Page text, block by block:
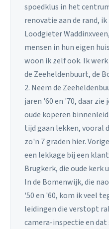
spoedklus in het
renovatie aan de rand,
Loodgieter
mensen in hun eigen
woon ik zelf ook. Ik
de Zeeheldenbuurt, de
2. Neem de
jaren '60 en '70, daar
oude koperen
tijd gaan lekken, vooral
zo'n 7 graden hier.
een lekkage bij een
Brugkerk, die oude kerk
In de Bomenwijk, die
'50 en '60, kom ik veel
leidingen die verstopt
camera-inspectie en